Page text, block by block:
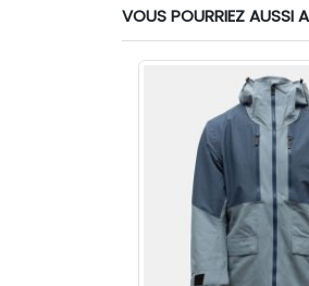
VOUS POURRIEZ AUSSI